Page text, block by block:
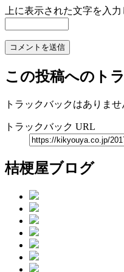
上に表示された文字を入力
この投稿へのト
トラックバックはありませ
トラックバック URL
桔梗屋ブログ